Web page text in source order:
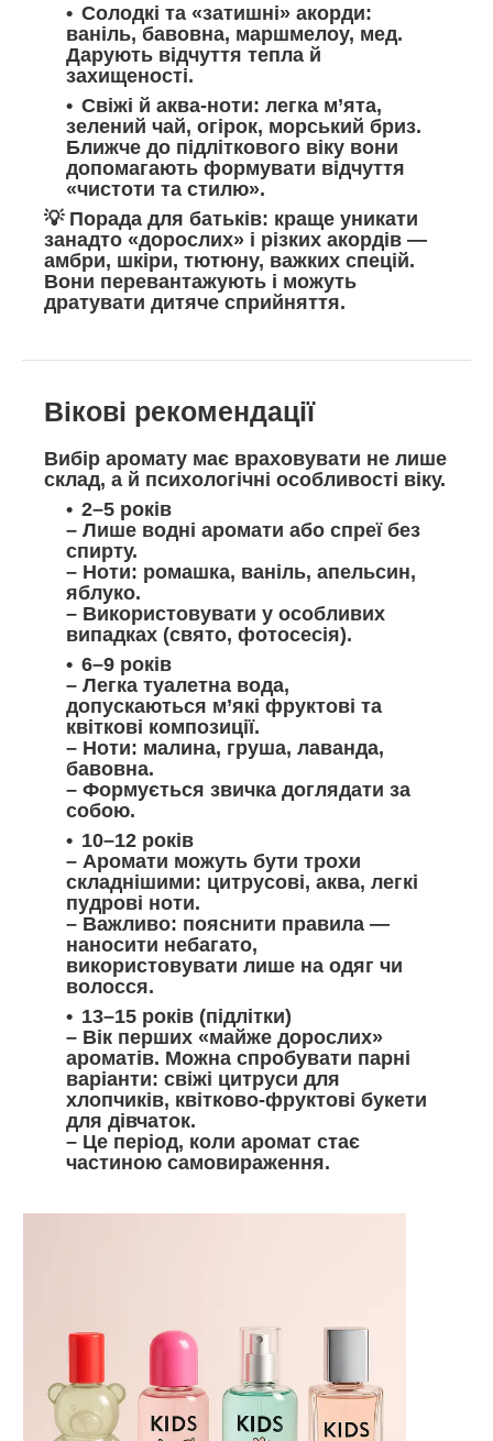
Солодкі та «затишні» акорди:
ваніль, бавовна, маршмелоу, мед.
Дарують відчуття тепла й
захищеності.
Свіжі й аква-ноти: легка м’ята,
зелений чай, огірок, морський бриз.
Ближче до підліткового віку вони
допомагають формувати відчуття
«чистоти та стилю».
💡 Порада для батьків: краще уникати
занадто «дорослих» і різких акордів —
амбри, шкіри, тютюну, важких спецій.
Вони перевантажують і можуть
дратувати дитяче сприйняття.
Вікові рекомендації
Вибір аромату має враховувати не лише
склад, а й психологічні особливості віку.
2–5 років
– Лише водні аромати або спреї без
спирту.
– Ноти: ромашка, ваніль, апельсин,
яблуко.
– Використовувати у особливих
випадках (свято, фотосесія).
6–9 років
– Легка туалетна вода,
допускаються м’які фруктові та
квіткові композиції.
– Ноти: малина, груша, лаванда,
бавовна.
– Формується звичка доглядати за
собою.
10–12 років
– Аромати можуть бути трохи
складнішими: цитрусові, аква, легкі
пудрові ноти.
– Важливо: пояснити правила —
наносити небагато,
використовувати лише на одяг чи
волосся.
13–15 років (підлітки)
– Вік перших «майже дорослих»
ароматів. Можна спробувати парні
варіанти: свіжі цитруси для
хлопчиків, квітково-фруктові букети
для дівчаток.
– Це період, коли аромат стає
частиною самовираження.